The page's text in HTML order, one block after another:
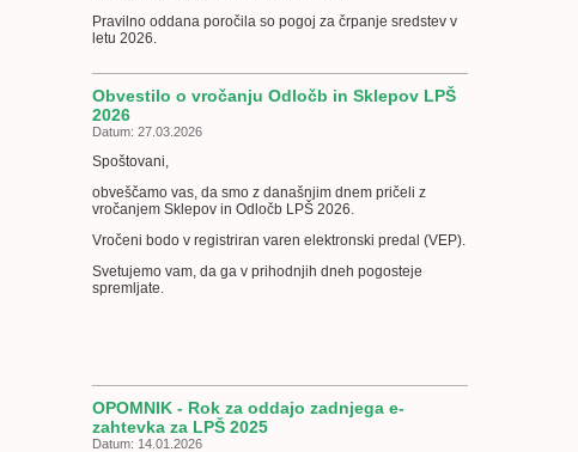
Pravilno oddana poročila so pogoj za črpanje sredstev v
letu 2026.
Obvestilo o vročanju Odločb in Sklepov LPŠ
2026
Datum: 27.03.2026
Spoštovani,
obveščamo vas, da smo z današnjim dnem pričeli z
vročanjem Sklepov in Odločb LPŠ 2026.
Vročeni bodo v registriran varen elektronski predal (VEP).
Svetujemo vam, da ga v prihodnjih dneh pogosteje
spremljate.
OPOMNIK - Rok za oddajo zadnjega e-
zahtevka za LPŠ 2025
Datum: 14.01.2026